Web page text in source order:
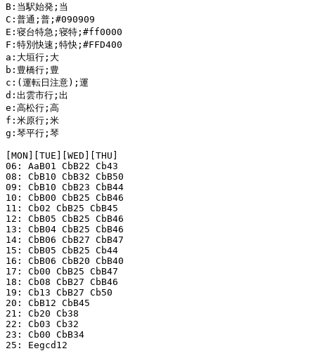
B:当駅始発;当
C:普通;普;#090909
E:寝台特急;寝特;#ff0000
F:特別快速;特快;#FFD400
a:大垣行;大
b:豊橋行;豊
c:(運転日注意);運
d:出雲市行;出
e:高松行;高
f:米原行;米
g:琴平行;琴
[MON][TUE][WED][THU]
06: AaB01 CbB22 Cb43
08: CbB10 CbB32 CbB50
09: CbB10 CbB23 CbB44
10: CbB00 CbB25 CbB46
11: Cb02 CbB25 CbB45
12: CbB05 CbB25 CbB46
13: CbB04 CbB25 CbB46
14: CbB06 CbB27 CbB47
15: CbB05 CbB25 Cb44
16: CbB06 CbB20 CbB40
17: Cb00 CbB25 CbB47
18: Cb08 CbB27 CbB46
19: Cb13 CbB27 Cb50
20: CbB12 CbB45
21: Cb20 Cb38
22: Cb03 Cb32
23: Cb00 CbB34
25: Eegcd12